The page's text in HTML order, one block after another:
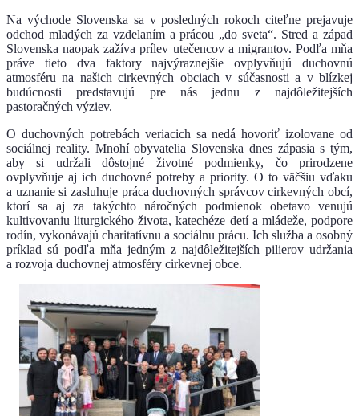
Na východe Slovenska sa v posledných rokoch citeľne prejavuje
odchod mladých za vzdelaním a prácou „do sveta“. Stred a západ
Slovenska naopak zažíva prílev utečencov a migrantov. Podľa mňa
práve tieto dva faktory najvýraznejšie ovplyvňujú duchovnú
atmosféru na našich cirkevných obciach v súčasnosti a v blízkej
budúcnosti predstavujú pre nás jednu z najdôležitejších
pastoračných výziev.
O duchovných potrebách veriacich sa nedá hovoriť izolovane od
sociálnej reality. Mnohí obyvatelia Slovenska dnes zápasia s tým,
aby si udržali dôstojné životné podmienky, čo prirodzene
ovplyvňuje aj ich duchovné potreby a priority. O to väčšiu vďaku
a uznanie si zasluhuje práca duchovných správcov cirkevných obcí,
ktorí sa aj za takýchto náročných podmienok obetavo venujú
kultivovaniu liturgického života, katechéze detí a mládeže, podpore
rodín, vykonávajú charitatívnu a sociálnu prácu. Ich služba a osobný
príklad sú podľa mňa jedným z najdôležitejších pilierov udržania
a rozvoja duchovnej atmosféry cirkevnej obce.